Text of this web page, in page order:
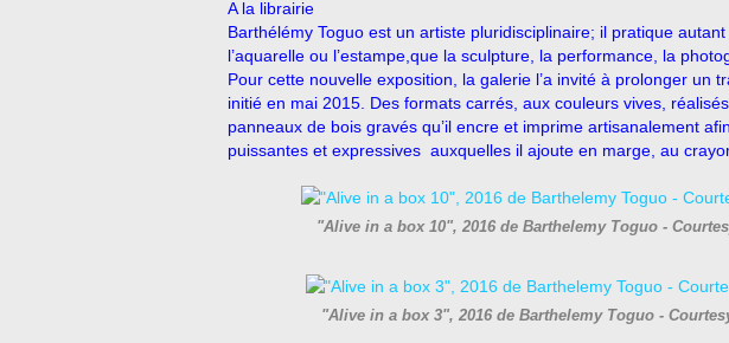
A la librairie
Barthélémy Toguo est un artiste pluridisciplinaire; il pratique autant
l’aquarelle ou l’estampe,que la sculpture, la performance, la
Pour cette nouvelle exposition, la galerie l’a invité à prolonger un
initié en mai 2015. Des formats carrés, aux couleurs vives,
panneaux de bois gravés qu’il encre et imprime artisanalement
puissantes et expressives auxquelles il ajoute en marge, au
"Alive in a box 10", 2016 de Barthelemy Toguo -
"Alive in a box 3", 2016 de Barthelemy Toguo -